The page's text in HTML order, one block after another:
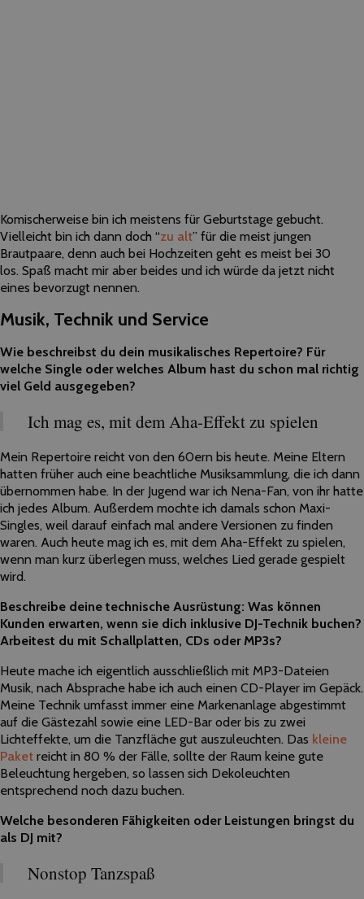
Komischerweise bin ich meistens für Geburtstage gebucht.
Vielleicht bin ich dann doch “zu alt” für die meist jungen
Brautpaare, denn auch bei Hochzeiten geht es meist bei 30
los. Spaß macht mir aber beides und ich würde da jetzt nicht
eines bevorzugt nennen.
Musik, Technik und Service
Wie beschreibst du dein musikalisches Repertoire? Für
welche Single oder welches Album hast du schon mal richtig
viel Geld ausgegeben?
Ich mag es, mit dem Aha-Effekt zu spielen
Mein Repertoire reicht von den 60ern bis heute. Meine Eltern
hatten früher auch eine beachtliche Musiksammlung, die ich dann
übernommen habe. In der Jugend war ich Nena-Fan, von ihr hatte
ich jedes Album. Außerdem mochte ich damals schon Maxi-
Singles, weil darauf einfach mal andere Versionen zu finden
waren. Auch heute mag ich es, mit dem Aha-Effekt zu spielen,
wenn man kurz überlegen muss, welches Lied gerade gespielt
wird.
Beschreibe deine technische Ausrüstung: Was können
Kunden erwarten, wenn sie dich inklusive DJ-Technik buchen?
Arbeitest du mit Schallplatten, CDs oder MP3s?
Heute mache ich eigentlich ausschließlich mit MP3-Dateien
Musik, nach Absprache habe ich auch einen CD-Player im Gepäck.
Meine Technik umfasst immer eine Markenanlage abgestimmt
auf die Gästezahl sowie eine LED-Bar oder bis zu zwei
Lichteffekte, um die Tanzfläche gut auszuleuchten. Das kleine
Paket reicht in 80 % der Fälle, sollte der Raum keine gute
Beleuchtung hergeben, so lassen sich Dekoleuchten
entsprechend noch dazu buchen.
Welche besonderen Fähigkeiten oder Leistungen bringst du
als DJ mit?
Nonstop Tanzspaß